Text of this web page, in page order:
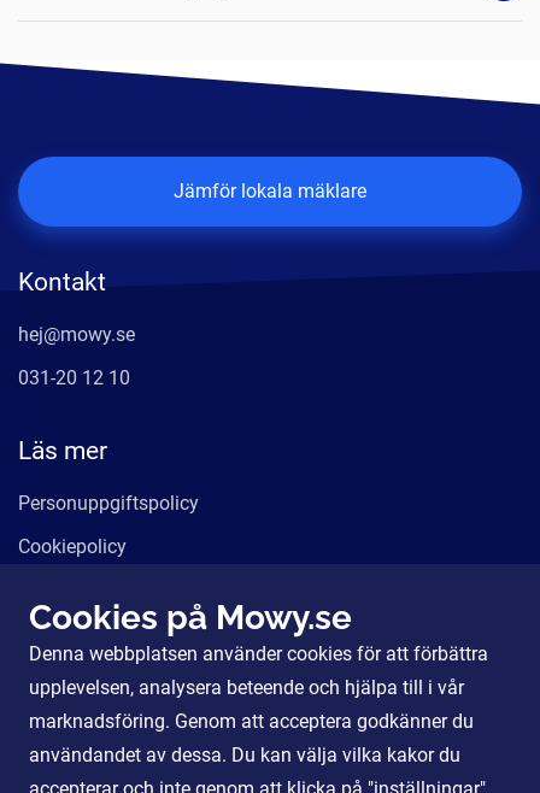
Kontakt
hej@mowy.se
031-20 12 10
Läs mer
Personuppgiftspolicy
Cookiepolicy
Våra tjänster
För Partners
Jämför lokala mäklare
Cookies på Mowy.se
Denna webbplatsen använder cookies för att förbättra
upplevelsen, analysera beteende och hjälpa till i vår
marknadsföring. Genom att acceptera godkänner du
användandet av dessa. Du kan välja vilka kakor du